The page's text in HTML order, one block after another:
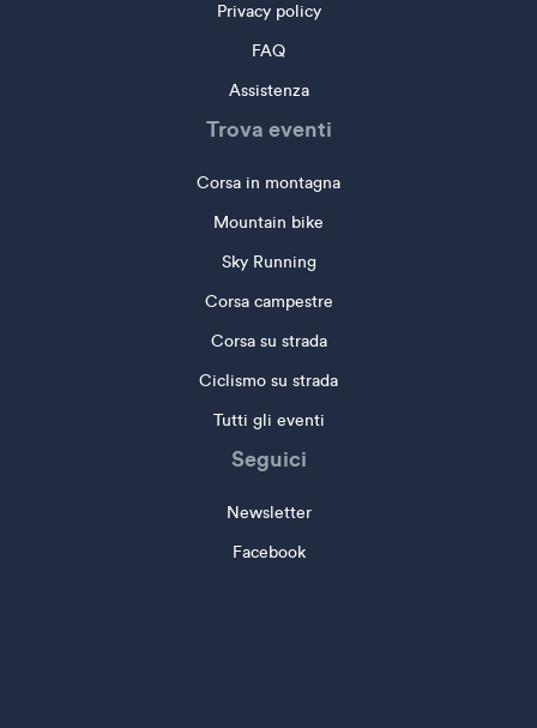
Privacy policy
FAQ
Assistenza
Trova eventi
Corsa in montagna
Mountain bike
Sky Running
Corsa campestre
Corsa su strada
Ciclismo su strada
Tutti gli eventi
Seguici
Newsletter
Facebook